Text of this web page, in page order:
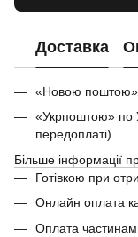
Доставка
«Новою поштою»
«Укрпоштою» по
передоплаті)
Більше інформації
Готівкою при
Онлайн оплата
Оплата